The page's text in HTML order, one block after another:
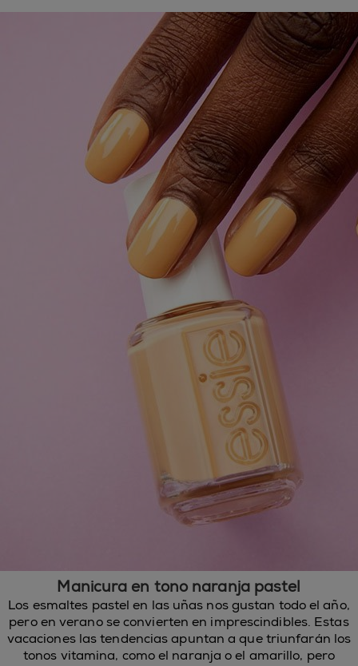
Manicura en tono naranja pastel
Los esmaltes pastel en las uñas nos gustan todo el año,
pero en verano se convierten en imprescindibles. Estas
vacaciones las tendencias apuntan a que triunfarán los
tonos vitamina, como el naranja o el amarillo, pero